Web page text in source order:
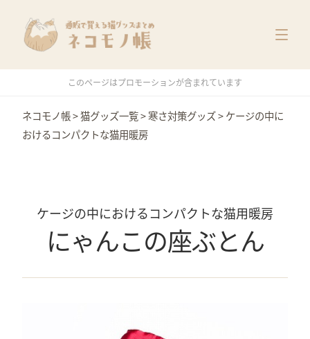
猫グッズ一覧
メーカー別
価格別
このページはプロモーションが含まれています
ネコモノ帳>猫グッズ一覧>寒さ対策グッズ>ケージの中に
おけるコンパクトな猫用暖房
ケージの中におけるコンパクトな猫用暖房
にゃんこの座ぶとん